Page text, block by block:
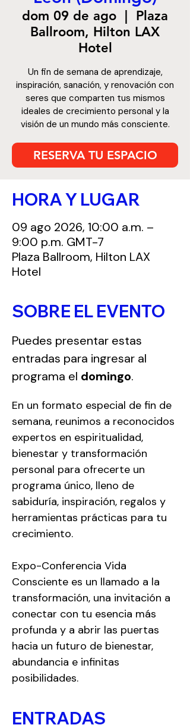
dom 09 de ago
Plaza
Ballroom, Hilton LAX
Hotel
Un fin de semana de aprendizaje,
inspiración, sanación, y renovación con
seres que comparten tus mismos
ideales de crecimiento personal y la
visión de un mundo más consciente.
RESERVA TU ESPACIO
HORA Y LUGAR
09 ago 2026, 10:00 a.m. –
9:00 p.m. GMT-7
Plaza Ballroom, Hilton LAX
Hotel
SOBRE EL EVENTO
Puedes presentar estas
entradas para ingresar al
programa el domingo.
En un formato especial de fin de
semana, reunimos a reconocidos
expertos en espiritualidad,
bienestar y transformación
personal para ofrecerte un
programa único, lleno de
sabiduría, inspiración, regalos y
herramientas prácticas para tu
crecimiento.
Expo-Conferencia Vida
Consciente es un llamado a la
transformación, una invitación a
conectar con tu esencia más
profunda y a abrir las puertas
hacia un futuro de bienestar,
abundancia e infinitas
posibilidades.
ENTRADAS